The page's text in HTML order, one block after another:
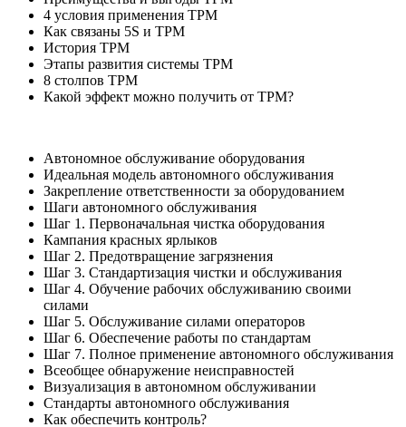
4 условия применения TPM
Как связаны 5S и TPM
История TPM
Этапы развития системы TPM
8 столпов TPM
Какой эффект можно получить от TPM?
Автономное обслуживание оборудования
Идеальная модель автономного обслуживания
Закрепление ответственности за оборудованием
Шаги автономного обслуживания
Шаг 1. Первоначальная чистка оборудования
Кампания красных ярлыков
Шаг 2. Предотвращение загрязнения
Шаг 3. Стандартизация чистки и обслуживания
Шаг 4. Обучение рабочих обслуживанию своими
силами
Шаг 5. Обслуживание силами операторов
Шаг 6. Обеспечение работы по стандартам
Шаг 7. Полное применение автономного обслуживания
Всеобщее обнаружение неисправностей
Визуализация в автономном обслуживании
Стандарты автономного обслуживания
Как обеспечить контроль?